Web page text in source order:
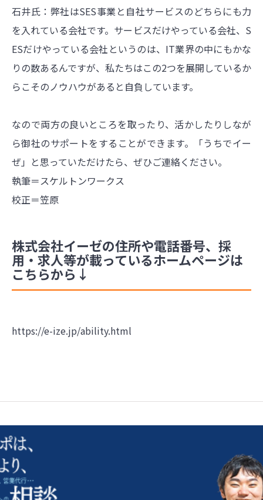
石井氏：弊社はSES事業と自社サービスのどちらにも力
を入れている会社です。サービスだけやっている会社、S
ESだけやっている会社というのは、IT業界の中にもかな
りの数あるんですが、私たちはこの2つを展開しているか
らこそのノウハウがあると自負しています。
なので両方の良いところを取ったり、活かしたりしなが
ら御社のサポートをすることができます。「うちでイー
ぜ」と思っていただけたら、ぜひご連絡ください。
執筆＝スケルトンワークス
校正＝笠原
株式会社イーゼの住所や電話番号、採
用・求人等が載っているホームページは
こちらから↓
https://e-ize.jp/ability.html